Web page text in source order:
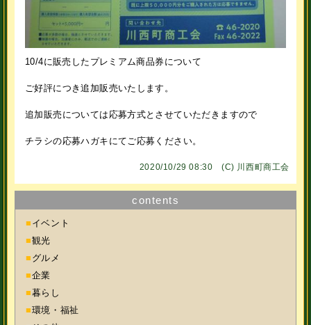
10/4に販売したプレミアム商品券について
ご好評につき追加販売いたします。
追加販売については応募方式とさせていただきますので
チラシの応募ハガキにてご応募ください。
2020/10/29 08:30 (C) 川西町商工会
contents
■ イベント
■観光
■ グルメ
■企業
■暮らし
■環境・福祉